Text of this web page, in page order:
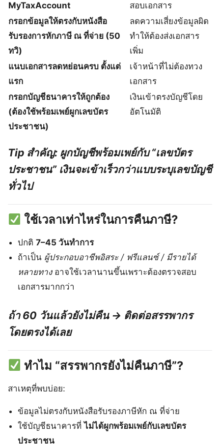
MyTaxAccount
สอบเอกสาร
กรอกข้อมูลให้ตรงกับหนังสือ
รับรองการหักภาษี ณ ที่จ่าย (50
ทวิ)
ลดความเสี่ยงข้อมูลผิด
ทำให้ต้องส่งเอกสาร
เพิ่ม
แนบเอกสารลดหย่อนครบ ตั้งแต่
แรก
เจ้าหน้าที่ไม่ต้องทวง
เอกสาร
กรอกบัญชีธนาคารให้ถูกต้อง
(ต้องใช้พร้อมเพย์ผูกเลขบัตร
ประชาชน)
เงินเข้าตรงบัญชีโดย
อัตโนมัติ
Tip สำคัญ: ผูกบัญชีพร้อมเพย์กับ “เลขบัตร
ประชาชน” เงินจะเข้าเร็วกว่าแบบระบุเลขบัญชี
ทั่วไป
ใช้เวลาเท่าไหร่ในการคืนภาษี?
ปกติ7–45 วันทำการ
ถ้าเป็น ผู้ประกอบอาชีพอิสระ / ฟรีแลนซ์ / มีรายได้
หลายทางอาจใช้เวลานานขึ้นเพราะต้องตรวจสอบ
เอกสารมากกว่า
ถ้า 60 วันแล้วยังไม่คืน → ติดต่อสรรพากร
โดยตรงได้เลย
ทำไม “สรรพากรยังไม่คืนภาษี”?
สาเหตุที่พบบ่อย:
ข้อมูลไม่ตรงกับหนังสือรับรองภาษีหัก ณ ที่จ่าย
ใช้บัญชีธนาคารที่ไม่ได้ผูกพร้อมเพย์กับเลขบัตร
ประชาชน